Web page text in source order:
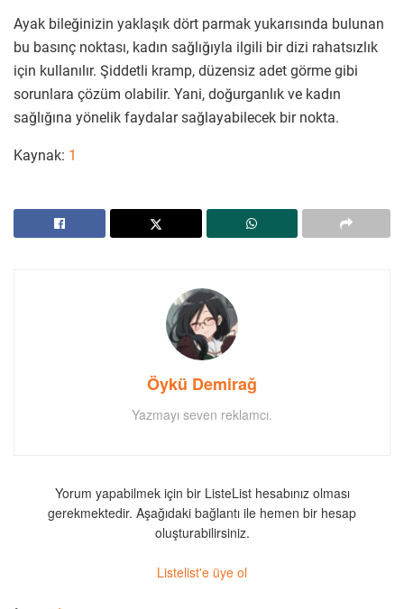
Ayak bileğinizin yaklaşık dört parmak yukarısında bulunan
bu basınç noktası, kadın sağlığıyla ilgili bir dizi rahatsızlık
için kullanılır. Şiddetli kramp, düzensiz adet görme gibi
sorunlara çözüm olabilir. Yani, doğurganlık ve kadın
sağlığına yönelik faydalar sağlayabilecek bir nokta.
Kaynak: 1
Öykü Demirağ
Yazmayı seven reklamcı.
Yorum yapabilmek için bir ListeList hesabınız olması
gerekmektedir. Aşağıdaki bağlantı ile hemen bir hesap
oluşturabilirsiniz.
Listelist'e üye ol